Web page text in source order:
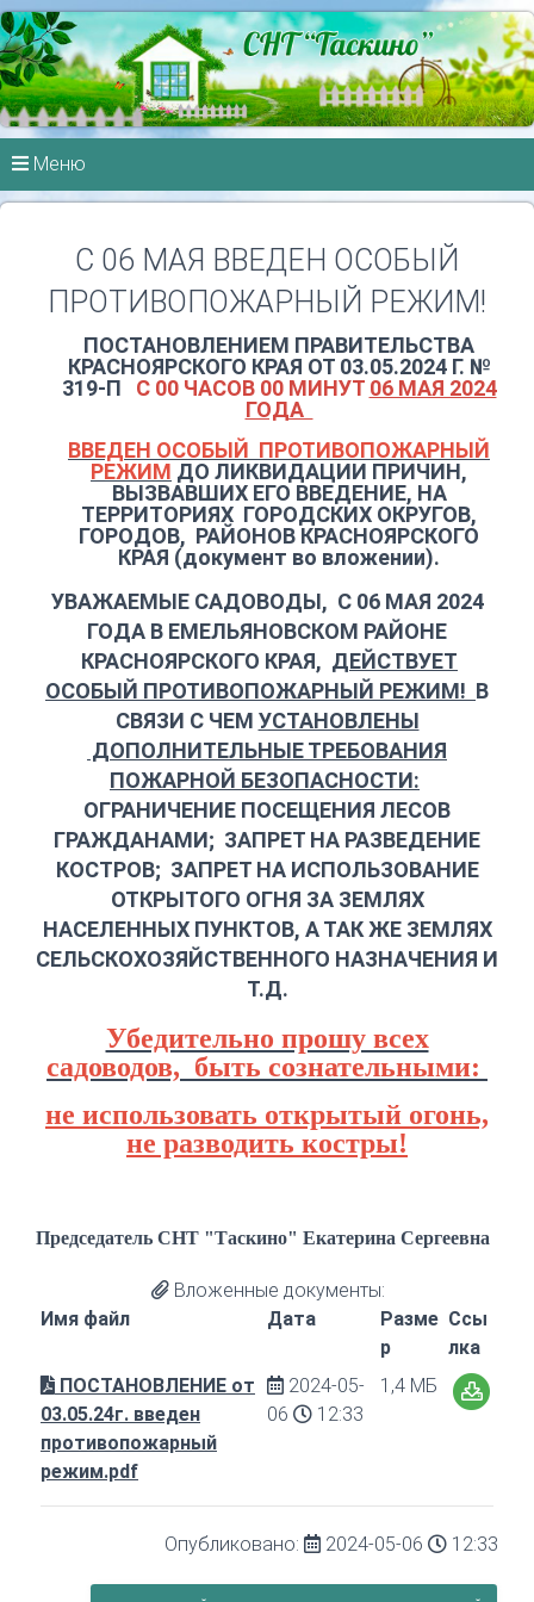
Меню
С 06 МАЯ ВВЕДЕН ОСОБЫЙ
ПРОТИВОПОЖАРНЫЙ РЕЖИМ!
ПОСТАНОВЛЕНИЕМ ПРАВИТЕЛЬСТВА
КРАСНОЯРСКОГО КРАЯ ОТ 03.05.2024 Г. №
319-П
С 00 ЧАСОВ 00 МИНУТ 06 МАЯ 2024
ГОДА
ВВЕДЕН ОСОБЫЙ ПРОТИВОПОЖАРНЫЙ
РЕЖИМ ДО ЛИКВИДАЦИИ ПРИЧИН,
ВЫЗВАВШИХ ЕГО ВВЕДЕНИЕ, НА
ТЕРРИТОРИЯХ ГОРОДСКИХ ОКРУГОВ,
ГОРОДОВ, РАЙОНОВ КРАСНОЯРСКОГО
КРАЯ (документ во вложении).
УВАЖАЕМЫЕ САДОВОДЫ, С 06 МАЯ 2024
ГОДА В ЕМЕЛЬЯНОВСКОМ РАЙОНЕ
КРАСНОЯРСКОГО КРАЯ, ДЕЙСТВУЕТ
ОСОБЫЙ ПРОТИВОПОЖАРНЫЙ РЕЖИМ! В
СВЯЗИ С ЧЕМ УСТАНОВЛЕНЫ
ДОПОЛНИТЕЛЬНЫЕ ТРЕБОВАНИЯ
ПОЖАРНОЙ БЕЗОПАСНОСТИ:
ОГРАНИЧЕНИЕ ПОСЕЩЕНИЯ ЛЕСОВ
ГРАЖДАНАМИ; ЗАПРЕТ НА РАЗВЕДЕНИЕ
КОСТРОВ; ЗАПРЕТ НА ИСПОЛЬЗОВАНИЕ
ОТКРЫТОГО ОГНЯ ЗА ЗЕМЛЯХ
НАСЕЛЕННЫХ ПУНКТОВ, А ТАК ЖЕ ЗЕМЛЯХ
СЕЛЬСКОХОЗЯЙСТВЕННОГО НАЗНАЧЕНИЯ И
Т.Д.
Убедительно прошу всех
садоводов, быть сознательными:
не использовать открытый огонь,
не разводить костры!
Председатель СНТ "Таскино" Екатерина Сергеевна
Вложенные документы:
Имя файл
Дата
Разме
р
Ссы
лка
ПОСТАНОВЛЕНИЕ от
03.05.24г. введен
противопожарный
режим.pdf
2024-05-
06
12:33
1,4 МБ
Опубликовано: 2024-05-06 12:33